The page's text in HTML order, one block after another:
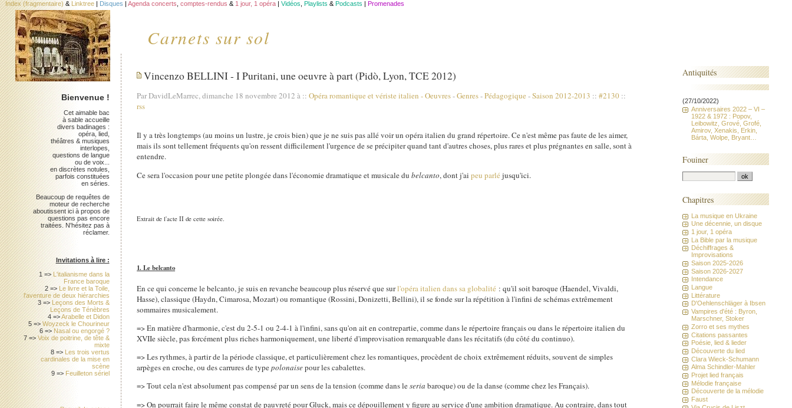
Carnets sur sol
Index (fragmentaire) & Linktree | Disques | Agenda concerts comptes-rendus & 1 jour, 1 opéra | Vidéos Playlists & Podcasts | Promenades
Vincenzo BELLINI - I Puritani, une oeuvre à part (Pidò, Lyon, TCE 2012)
Par DavidLeMarrec, dimanche 18 novembre 2012 à :: Opéra romantique et vériste italien -Oeuvres-Genres-Pédagogique-Saison 2012-2013 :: #2130 ::
rss
Il y a très longtemps (au moins un lustre, je crois bien) que je ne suis pas allé voir un opéra italien du grand répertoire. Ce n'est même pas faute de les aimer,
mais ils sont tellement fréquents qu'on ressent difficilement l'urgence de se précipiter quand tant d'autres choses, plus rares et plus prégnantes en salle, sont à
entendre.
Ce sera l'occasion pour une petite plongée dans l'économie dramatique et musicale dubelcanto, dont j'aipeu parléjusqu'ici.
Extrait de l'acte II de cette soirée.
1. Le belcanto
En ce qui concerne le belcanto, je suis en revanche beaucoup plus réservé que surl'opéra italien dans sa globalité : qu'il soit baroque (Haendel, Vivaldi,
Hasse), classique (Haydn, Cimarosa, Mozart) ou romantique (Rossini, Donizetti, Bellini), il se fonde sur la répétition à l'infini de schémas extrêmement
sommaires musicalement.
=> En matière d'harmonie, c'est du 2-5-1 ou 2-4-1 à l'infini, sans qu'on ait en contrepartie, comme dans le répertoire français ou dans le répertoire italien du
XVIIe siècle, pas forcément plus riches harmoniquement, une liberté d'improvisation remarquable dans les récitatifs (du côté du continuo).
=> Les rythmes, à partir de la période classique, et particulièrement chez les romantiques, procèdent de choix extrêmement réduits, souvent de simples
arpèges en croche, ou des carrures de typepolonaisepour les cabalettes.
=> Tout cela n'est absolument pas compensé par un sens de la tension (comme dans leseria baroque) ou de la danse (comme chez les Français).
=> On pourrait faire le même constat de pauvreté pour Gluck, mais ce dépouillement y figure au service d'une ambition dramatique. Au contraire, dans tout
Bienvenue !
Cet aimable bac
à sable accueille
divers badinages :
opéra, lied,
théâtres & musiques
interlopes,
questions de langue
ou de voix...
en discrètes notules,
parfois constituées
en séries.
Beaucoup de requêtes de
moteur de recherche
aboutissent ici à propos de
questions pas encore
traitées. N'hésitez pas à
réclamer.
Invitations à lire :
1 => L'italianisme dans la
France baroque
2 => Le livre et la Toile,
l'aventure de deux hiérarchies
3 => Leçons des Morts &
Leçons de Ténèbres
4 =>Arabelle et Didon
5 =>Woyzeck le Chourineur
6 => Nasal ou engorgé ?
7 =>Voix de poitrine, de tête &
mixte
8 => Les trois vertus
cardinales de la mise en
scène
9 => Feuilleton sériel
Antiquités
(27/10/2022)
Anniversaires 2022 – VI –
1922 & 1972 : Popov,
Leibowitz, Grové, Grofé,
Amirov, Xenakis, Erkin,
Bárta, Wolpe, Bryant…
Fouiner
Chapitres
La musique en Ukraine
Une décennie, un disque
1 jour, 1 opéra
La Bible par la musique
Déchiffrages &
Improvisations
Saison 2025-2026
Saison 2026-2027
Intendance
Langue
Littérature
D'Oehlenschläger à Ibsen
Vampires d'été : Byron,
Marschner, Stoker
Zorro et ses mythes
Citations passantes
Poésie, lied & lieder
Découverte du lied
Clara Wieck-Schumann
Alma Schindler-Mahler
Projet lied français
Mélodie française
Découverte de la mélodie
Faust